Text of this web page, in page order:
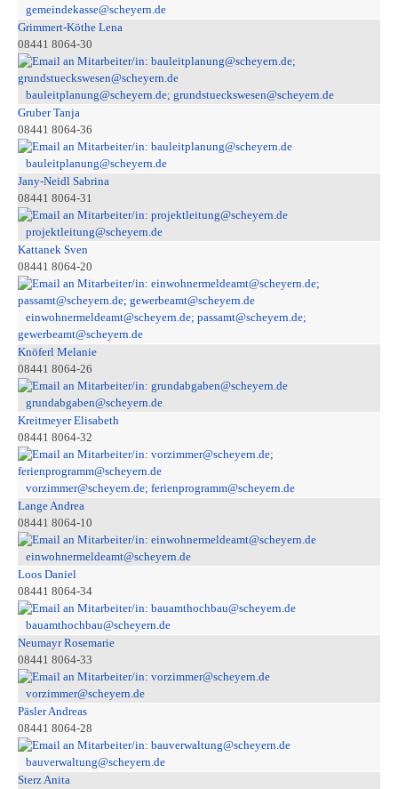
gemeindekasse@scheyern.de
Grimmert-Köthe Lena
08441 8064-30
bauleitplanung@scheyern.de; grundstueckswesen@scheyern.de
Gruber Tanja
08441 8064-36
bauleitplanung@scheyern.de
Jany-Neidl Sabrina
08441 8064-31
projektleitung@scheyern.de
Kattanek Sven
08441 8064-20
einwohnermeldeamt@scheyern.de; passamt@scheyern.de;
gewerbeamt@scheyern.de
Knöferl Melanie
08441 8064-26
grundabgaben@scheyern.de
Kreitmeyer Elisabeth
08441 8064-32
vorzimmer@scheyern.de; ferienprogramm@scheyern.de
Lange Andrea
08441 8064-10
einwohnermeldeamt@scheyern.de
Loos Daniel
08441 8064-34
bauamthochbau@scheyern.de
Neumayr Rosemarie
08441 8064-33
vorzimmer@scheyern.de
Päsler Andreas
08441 8064-28
bauverwaltung@scheyern.de
Sterz Anita